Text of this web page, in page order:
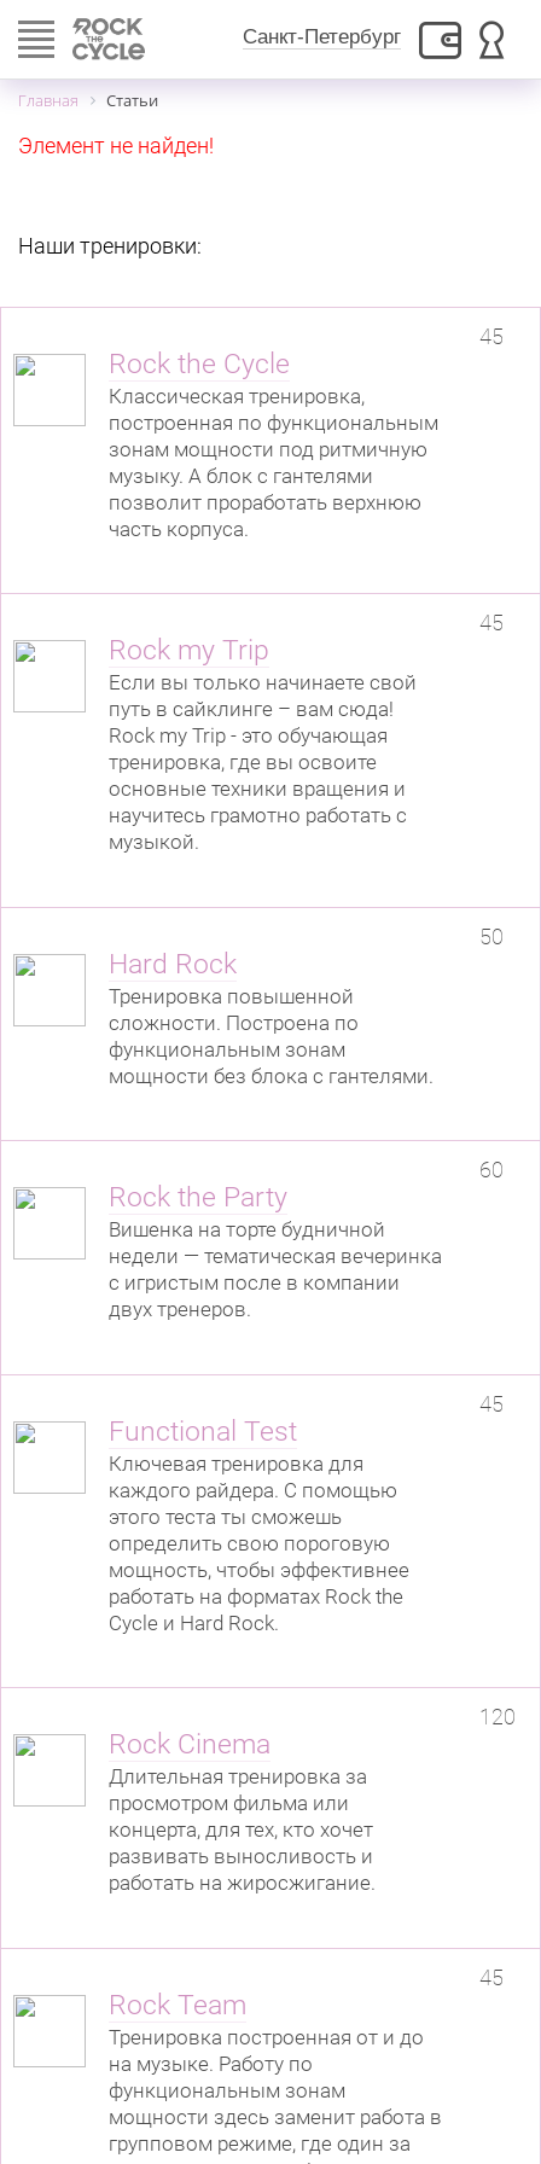
Санкт-Петербург
Toggle
navigation
Главная Статьи
Элемент не найден!
Наши тренировки:
Rock the Cycle
Классическая тренировка,
построенная по функциональным
зонам мощности под ритмичную
музыку. А блок с гантелями
позволит проработать верхнюю
часть корпуса.
45
Rock my Trip
Если вы только начинаете свой
путь в сайклинге – вам сюда!
Rock my Trip - это обучающая
тренировка, где вы освоите
основные техники вращения и
научитесь грамотно работать с
музыкой.
45
Hard Rock
Тренировка повышенной
сложности. Построена по
функциональным зонам
мощности без блока с гантелями.
50
Rock the Party
Вишенка на торте будничной
недели — тематическая вечеринка
с игристым после в компании
двух тренеров.
60
Functional Test
Ключевая тренировка для
каждого райдера. С помощью
этого теста ты сможешь
определить свою пороговую
мощность, чтобы эффективнее
работать на форматах Rock the
Cycle и Hard Rock.
45
Rock Cinema
Длительная тренировка за
просмотром фильма или
концерта, для тех, кто хочет
развивать выносливость и
работать на жиросжигание.
120
Rock Team
Тренировка построенная от и до
на музыке. Работу по
функциональным зонам
мощности здесь заменит работа в
групповом режиме, где один за
45